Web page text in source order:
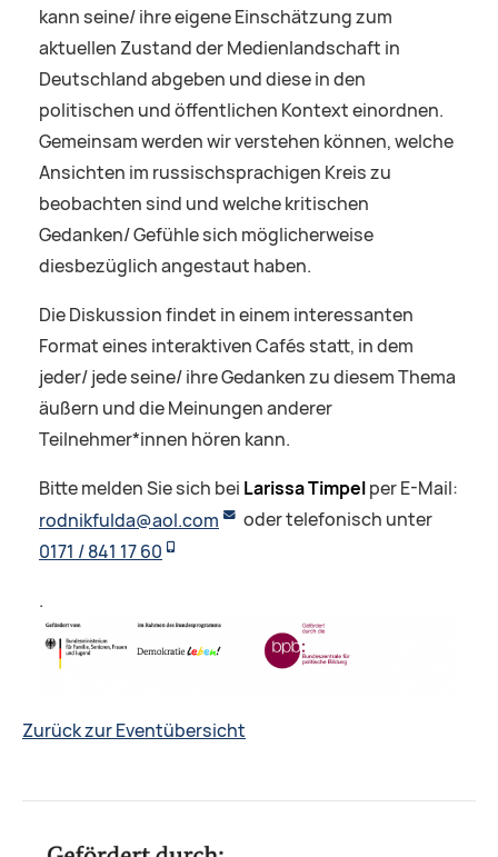
kann seine/ ihre eigene Einschätzung zum
aktuellen Zustand der Medienlandschaft in
Deutschland abgeben und diese in den
politischen und öffentlichen Kontext einordnen.
Gemeinsam werden wir verstehen können, welche
Ansichten im russischsprachigen Kreis zu
beobachten sind und welche kritischen
Gedanken/ Gefühle sich möglicherweise
diesbezüglich angestaut haben.
Die Diskussion findet in einem interessanten
Format eines interaktiven Cafés statt, in dem
jeder/ jede seine/ ihre Gedanken zu diesem Thema
äußern und die Meinungen anderer
Teilnehmer*innen hören kann.
Bitte melden Sie sich bei Larissa Timpelper E-Mail:
rodnikfulda@aol.com
oder telefonisch unter
0171 / 841 17 60
.
Zurück zur Eventübersicht